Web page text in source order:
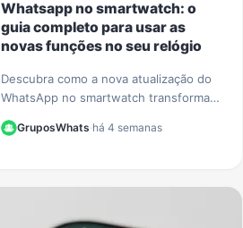
Whatsapp no smartwatch: o
guia completo para usar as
novas funções no seu relógio
Descubra como a nova atualização do
WhatsApp no smartwatch transforma
mostra como iniciar conversas e
GruposWhats·há 4 semanas